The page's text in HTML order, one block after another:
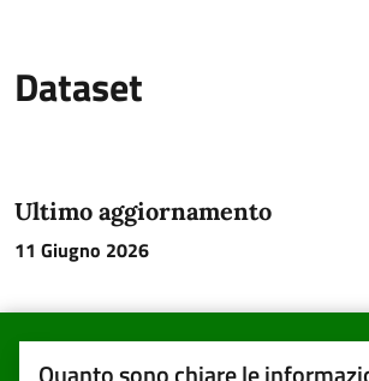
Dataset
Ultimo aggiornamento
11 Giugno 2026